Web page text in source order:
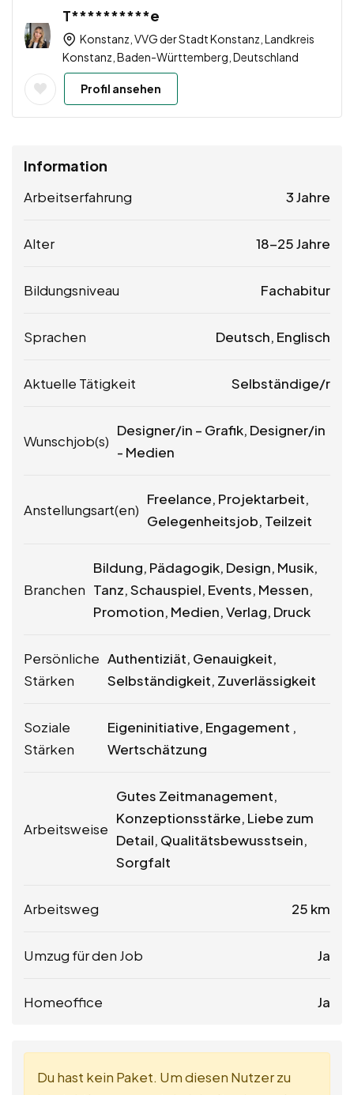
T**********e
Konstanz, VVG der Stadt Konstanz, Landkreis
Konstanz, Baden-Württemberg, Deutschland
Profil ansehen
Information
Arbeitserfahrung 3 Jahre
Alter 18-25 Jahre
Bildungsniveau Fachabitur
Sprachen Deutsch, Englisch
Aktuelle Tätigkeit Selbständige/r
Wunschjob(s)
Designer/in – Grafik, Designer/in
- Medien
Anstellungsart(en)
Freelance, Projektarbeit,
Gelegenheitsjob, Teilzeit
Branchen
Bildung, Pädagogik, Design, Musik,
Tanz, Schauspiel, Events, Messen,
Promotion, Medien, Verlag, Druck
Persönliche
Stärken
Authentiziät, Genauigkeit,
Selbständigkeit, Zuverlässigkeit
Soziale
Stärken
Eigeninitiative, Engagement ,
Wertschätzung
Arbeitsweise
Gutes Zeitmanagement,
Konzeptionsstärke, Liebe zum
Detail, Qualitätsbewusstsein,
Sorgfalt
Arbeitsweg 25 km
Umzug für den Job Ja
Homeoffice Ja
Du hast kein Paket. Um diesen Nutzer zu